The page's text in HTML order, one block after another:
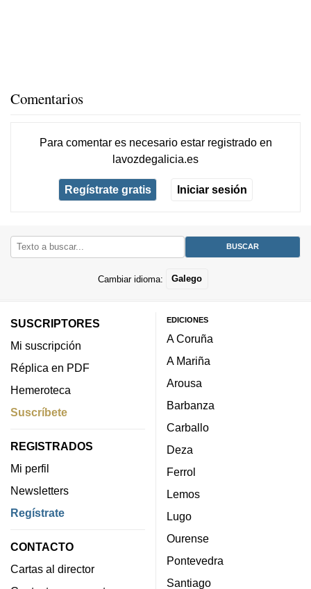
Comentarios
Para comentar es necesario estar registradoen
lavozdegalicia.es
Regístrate gratis Iniciar sesión
Cambiar idioma: Galego
SUSCRIPTORES
Mi suscripción
Réplica en PDF
Hemeroteca
Suscríbete
REGISTRADOS
Mi perfil
Newsletters
Regístrate
CONTACTO
Cartas al director
EDICIONES
A Coruña
A Mariña
Arousa
Barbanza
Carballo
Deza
Ferrol
Lemos
Lugo
Ourense
Pontevedra
Santiago